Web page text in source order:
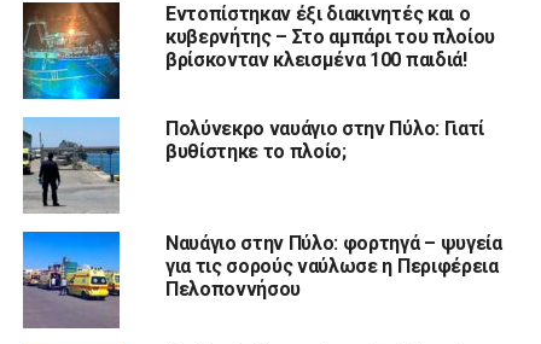
Εντοπίστηκαν έξι διακινητές και ο
κυβερνήτης – Στο αμπάρι του πλοίου
βρίσκονταν κλεισμένα 100 παιδιά!
Πολύνεκρο ναυάγιο στην Πύλο: Γιατί
βυθίστηκε το πλοίο;
Ναυάγιο στην Πύλο: φορτηγά – ψυγεία
για τις σορούς ναύλωσε η Περιφέρεια
Πελοποννήσου